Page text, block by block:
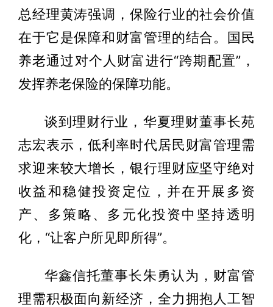
总经理黄涛强调，保险行业的社会价值
在于它是保障和财富管理的结合。国民
养老通过对个人财富进行“跨期配置”，
发挥养老保险的保障功能。
谈到理财行业，华夏理财董事长苑
志宏表示，低利率时代居民财富管理需
求迎来较大增长，银行理财应坚守绝对
收益和稳健投资定位，并在开展多资
产、多策略、多元化投资中坚持透明
化，“让客户所见即所得”。
华鑫信托董事长朱勇认为，财富管
理需积极面向新经济，全力拥抱人工智